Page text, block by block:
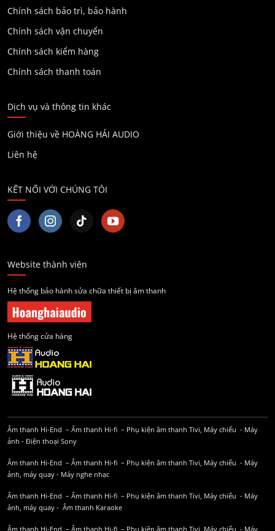
Chính sách bảo trì, bảo hành
Chính sách vận chuyển
Chính sách kiểm hàng
Chính sách thanh toán
Dịch vụ và thông tin khác
Giới thiệu về HOÀNG HẢI AUDIO
Liên hệ
KẾT NỐI VỚI CHÚNG TÔI
Website thành viên
Hệ thống bảo hành sửa chữa thiết bị âm thanh
Hệ thống cửa hàng
Âm thanh Hi-End – Âm thanh Hi-fi – Phụ kiện âm thanh Tivi, Máy chiếu - Máy
ảnh - Điện thoại Sony
Âm thanh Hi-End – Âm thanh Hi-fi – Phụ kiện âm thanh Tivi, Máy chiếu - Máy
ảnh, máy quay - Máy nghe nhạc
Âm thanh Hi-End – Âm thanh Hi-fi – Phụ kiện âm thanh Tivi, Máy chiếu - Máy
ảnh, máy quay - Âm thanh Karaoke
Âm thanh Hi-End – Âm thanh Hi-fi – Phụ kiện âm thanh Tivi, Máy chiếu - Máy